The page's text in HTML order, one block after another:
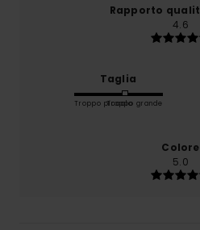
Rapporto
4.6
Taglia
Troppo piccoloTroppo grande
Colore
5.0